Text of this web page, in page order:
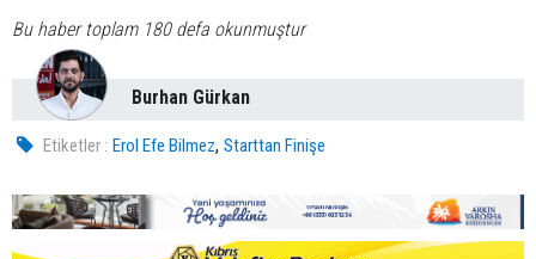
Bu haber toplam 180 defa okunmuştur
Burhan Gürkan
Etiketler : Erol Efe Bilmez,Starttan Finişe